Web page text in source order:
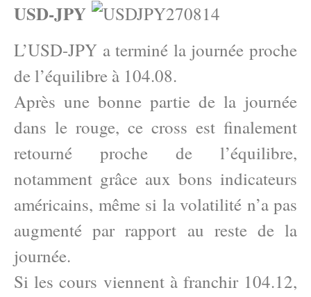
USD-JPY
L’USD-JPY a terminé la journée proche
de l’équilibre à 104.08.
Après une bonne partie de la journée
dans le rouge, ce cross est finalement
retourné proche de l’équilibre,
notamment grâce aux bons indicateurs
américains, même si la volatilité n’a pas
augmenté par rapport au reste de la
journée.
Si les cours viennent à franchir 104.12,